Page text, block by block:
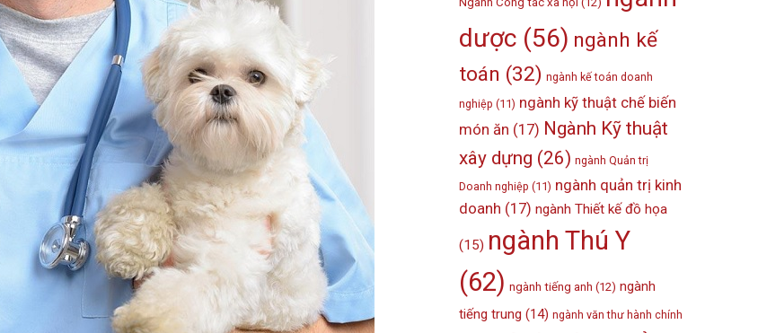
dược (56) ngành kế
toán (32) ngành kế toán doanh
nghiệp (11) ngành kỹ thuật chế biến
món ăn (17) Ngành Kỹ thuật
xây dựng (26) ngành Quản trị
Doanh nghiệp (11) ngành quản trị kinh
doanh (17) ngành Thiết kế đồ họa
(15) ngành Thú Y
(62) ngành tiếng anh (12) ngành
tiếng trung (14) ngành văn thư hành chính